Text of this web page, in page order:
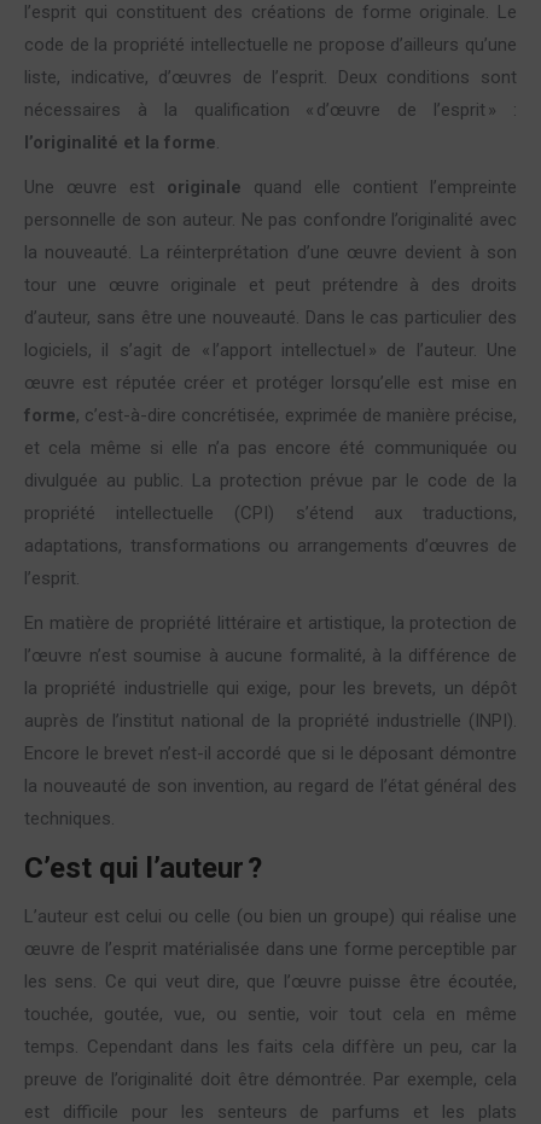
l’esprit qui constituent des créations de forme originale. Le
code de la propriété intellectuelle ne propose d’ailleurs qu’une
liste, indicative, d’œuvres de l’esprit. Deux conditions sont
nécessaires à la qualification « d’œuvre de l’esprit » :
l’originalité et la forme.
Une œuvre est originale quand elle contient l’empreinte
personnelle de son auteur. Ne pas confondre l’originalité avec
la nouveauté. La réinterprétation d’une œuvre devient à son
tour une œuvre originale et peut prétendre à des droits
d’auteur, sans être une nouveauté. Dans le cas particulier des
logiciels, il s’agit de « l’apport intellectuel » de l’auteur. Une
œuvre est réputée créer et protéger lorsqu’elle est mise en
forme, c’est-à-dire concrétisée, exprimée de manière précise,
et cela même si elle n’a pas encore été communiquée ou
divulguée au public. La protection prévue par le code de la
propriété intellectuelle (CPI) s’étend aux traductions,
adaptations, transformations ou arrangements d’œuvres de
l’esprit.
En matière de propriété littéraire et artistique, la protection de
l’œuvre n’est soumise à aucune formalité, à la différence de
la propriété industrielle qui exige, pour les brevets, un dépôt
auprès de l’institut national de la propriété industrielle (INPI).
Encore le brevet n’est-il accordé que si le déposant démontre
la nouveauté de son invention, au regard de l’état général des
techniques.
C’est qui l’auteur ?
L’auteur est celui ou celle (ou bien un groupe) qui réalise une
œuvre de l’esprit matérialisée dans une forme perceptible par
les sens. Ce qui veut dire, que l’œuvre puisse être écoutée,
touchée, goutée, vue, ou sentie, voir tout cela en même
temps. Cependant dans les faits cela diffère un peu, car la
preuve de l’originalité doit être démontrée. Par exemple, cela
est difficile pour les senteurs de parfums et les plats